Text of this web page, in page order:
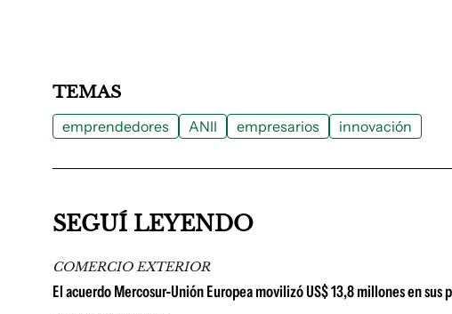
TEMAS
emprendedores ANII empresarios innovación
SEGUÍ LEYENDO
COMERCIO EXTERIOR
El acuerdo Mercosur-Unión Europea movilizó US$ 13,8 millones en sus